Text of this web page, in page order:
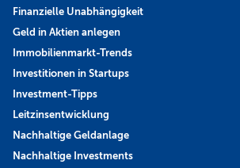
Finanzielle Unabhängigkeit
Geld in Aktien anlegen
Immobilienmarkt-Trends
Investitionen in Startups
Investment-Tipps
Leitzinsentwicklung
Nachhaltige Geldanlage
Nachhaltige Investments